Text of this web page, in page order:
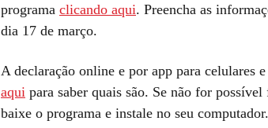
programa clicando aqui. Preencha as
dia 17 de março.
A declaração online e por app para celulares
aqui para saber quais são. Se não for
baixe o programa e instale no seu computador.